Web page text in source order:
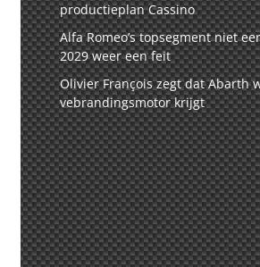
productieplan Cassino
Alfa Romeo’s topsegment niet
2029 weer een feit
Olivier François zegt dat Abarth
vebrandingsmotor krijgt